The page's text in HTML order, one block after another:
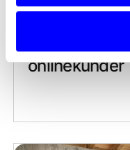
Betalning
onlinekunder